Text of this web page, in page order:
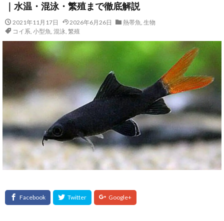
｜水温・混泳・繁殖まで徹底解説
2021年11月17日 2026年6月26日 熱帯魚, 生物
コイ系, 小型魚, 混泳, 繁殖